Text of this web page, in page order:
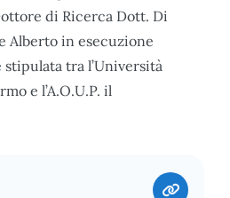
di Ricerca Dott. Di
Alberto in esecuzione
tra l’Università
e l’A.O.U.P. il